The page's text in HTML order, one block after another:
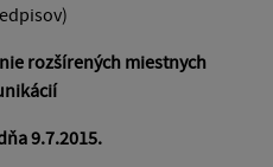
rozšírených miestnych
9.7.2015.